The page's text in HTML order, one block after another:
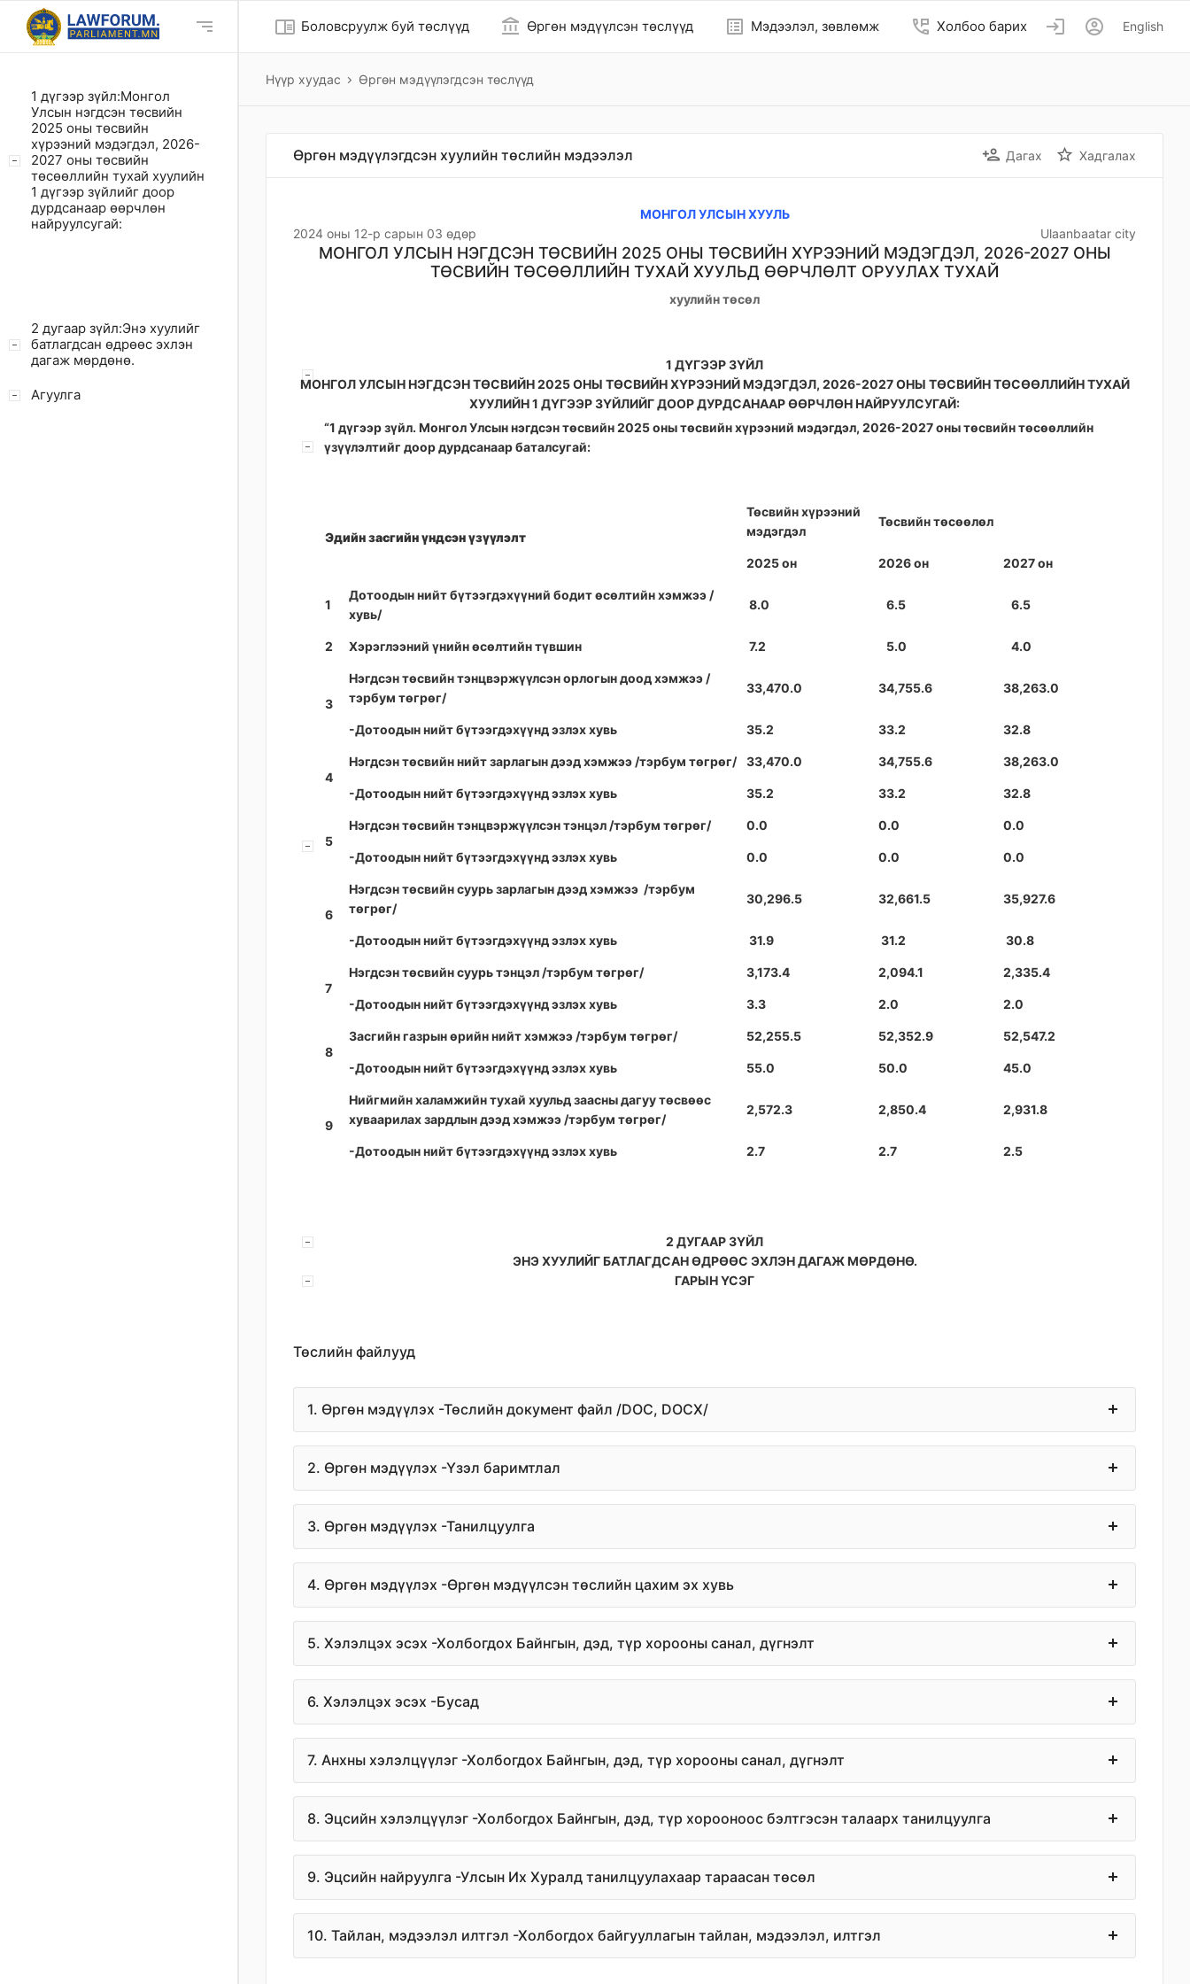
chrome_reader_mode Боловсруулж буй төслүүд account_balance Өргөн мэдүүлсэн төслүүд list_alt Мэдээлэл, зөвлөмж perm_phone_msg Холбоо барих login account_circle English
1 дүгээр зүйл:Монгол
Улсын нэгдсэн төсвийн
2025 оны төсвийн
хүрээний мэдэгдэл, 2026-
2027 оны төсвийн
төсөөллийн тухай хуулийн
1 дүгээр зүйлийг доор
дурдсанаар өөрчлөн
найруулсугай:
2 дугаар зүйл:Энэ хуулийг
батлагдсан өдрөөс эхлэн
дагаж мөрдөнө.
Агуулга
Нүүр хуудас Өргөн мэдүүлэгдсэн төслүүд
Өргөн мэдүүлэгдсэн хуулийн төслийн мэдээлэл person_add Дагах star_border Хадгалах
МОНГОЛ УЛСЫН ХУУЛЬ
2024 оны 12-р сарын 03 өдөр
Ulaanbaatar city
МОНГОЛ УЛСЫН НЭГДСЭН ТӨСВИЙН 2025 ОНЫ ТӨСВИЙН ХҮРЭЭНИЙ МЭДЭГДЭЛ, 2026-2027 ОНЫ
ТӨСВИЙН ТӨСӨӨЛЛИЙН ТУХАЙ ХУУЛЬД ӨӨРЧЛӨЛТ ОРУУЛАХ ТУХАЙ
хуулийн төсөл
1 ДҮГЭЭР ЗҮЙЛ
МОНГОЛ УЛСЫН НЭГДСЭН ТӨСВИЙН 2025 ОНЫ ТӨСВИЙН ХҮРЭЭНИЙ МЭДЭГДЭЛ, 2026-2027 ОНЫ ТӨСВИЙН ТӨСӨӨЛЛИЙН ТУХАЙ
ХУУЛИЙН 1 ДҮГЭЭР ЗҮЙЛИЙГ ДООР ДУРДСАНААР ӨӨРЧЛӨН НАЙРУУЛСУГАЙ:
“1 дүгээр зүйл. Монгол Улсын нэгдсэн төсвийн 2025 оны төсвийн хүрээний мэдэгдэл, 2026-2027 оны төсвийн төсөөллийн
үзүүлэлтийг доор дурдсанаар баталсугай:
Эдийн засгийн үндсэн үзүүлэлт
Төсвийн хүрээний
мэдэгдэл
Төсвийн төсөөлөл
2025 он 2026 он 2027 он
1
Дотоодын нийт бүтээгдэхүүний бодит өсөлтийн хэмжээ /
хувь/
8.0 6.5 6.5
2 Хэрэглээний үнийн өсөлтийн түвшин 7.2 5.0 4.0
3
Нэгдсэн төсвийн тэнцвэржүүлсэн орлогын доод хэмжээ /
тэрбум төгрөг/
33,470.0 34,755.6 38,263.0
-Дотоодын нийт бүтээгдэхүүнд эзлэх хувь 35.2 33.2 32.8
4
Нэгдсэн төсвийн нийт зарлагын дээд хэмжээ /тэрбум төгрөг/ 33,470.0 34,755.6 38,263.0
-Дотоодын нийт бүтээгдэхүүнд эзлэх хувь 35.2 33.2 32.8
5
Нэгдсэн төсвийн тэнцвэржүүлсэн тэнцэл /тэрбум төгрөг/ 0.0 0.0 0.0
-Дотоодын нийт бүтээгдэхүүнд эзлэх хувь 0.0 0.0 0.0
6
Нэгдсэн төсвийн суурь зарлагын дээд хэмжээ /тэрбум
төгрөг/
30,296.5 32,661.5 35,927.6
-Дотоодын нийт бүтээгдэхүүнд эзлэх хувь 31.9 31.2 30.8
7
Нэгдсэн төсвийн суурь тэнцэл /тэрбум төгрөг/ 3,173.4 2,094.1 2,335.4
-Дотоодын нийт бүтээгдэхүүнд эзлэх хувь 3.3 2.0 2.0
8
Засгийн газрын өрийн нийт хэмжээ /тэрбум төгрөг/ 52,255.5 52,352.9 52,547.2
-Дотоодын нийт бүтээгдэхүүнд эзлэх хувь 55.0 50.0 45.0
9
Нийгмийн халамжийн тухай хуульд заасны дагуу төсвөөс
хуваарилах зардлын дээд хэмжээ /тэрбум төгрөг/
2,572.3 2,850.4 2,931.8
-Дотоодын нийт бүтээгдэхүүнд эзлэх хувь 2.7 2.7 2.5
2 ДУГААР ЗҮЙЛ
ЭНЭ ХУУЛИЙГ БАТЛАГДСАН ӨДРӨӨС ЭХЛЭН ДАГАЖ МӨРДӨНӨ.
ГАРЫН ҮСЭГ
Төслийн файлууд
1. Өргөн мэдүүлэх -Төслийн документ файл /DOC, DOCX/
2. Өргөн мэдүүлэх -Үзэл баримтлал
3. Өргөн мэдүүлэх -Танилцуулга
4. Өргөн мэдүүлэх -Өргөн мэдүүлсэн төслийн цахим эх хувь
5. Хэлэлцэх эсэх -Холбогдох Байнгын, дэд, түр хорооны санал, дүгнэлт
6. Хэлэлцэх эсэх -Бусад
7. Анхны хэлэлцүүлэг -Холбогдох Байнгын, дэд, түр хорооны санал, дүгнэлт
8. Эцсийн хэлэлцүүлэг -Холбогдох Байнгын, дэд, түр хорооноос бэлтгэсэн талаарх танилцуулга
9. Эцсийн найруулга -Улсын Их Хуралд танилцуулахаар тараасан төсөл
10. Тайлан, мэдээлэл илтгэл -Холбогдох байгууллагын тайлан, мэдээлэл, илтгэл